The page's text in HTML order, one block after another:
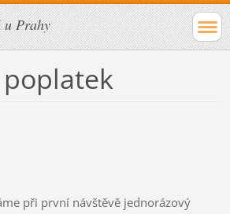
u Prahy
při první návštěvě jednorázový